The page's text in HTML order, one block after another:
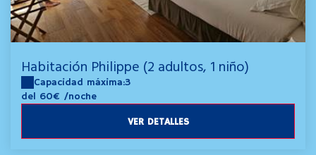
Habitación Philippe (2 adultos, 1 niño)
Capacidad máxima:3
del 60€ /noche
VER DETALLES